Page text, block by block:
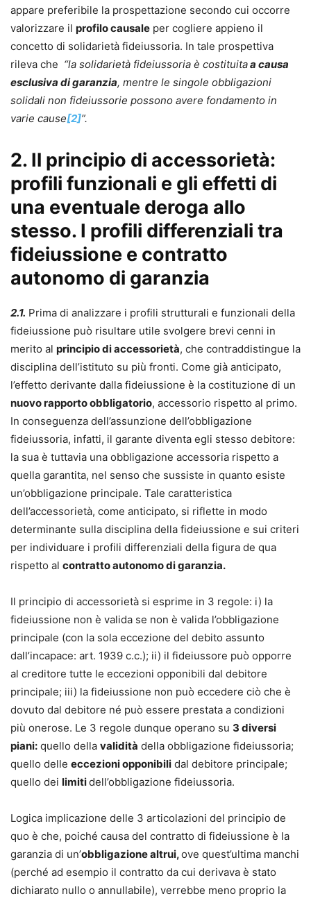
appare preferibile la prospettazione secondo cui occorre
valorizzare il profilo causale per cogliere appieno il
concetto di solidarietà fideiussoria. In tale prospettiva
rileva che “la solidarietà fideiussoria è costituitaa causa
esclusiva di garanzia, mentre le singole obbligazioni
solidali non fideiussorie possono avere fondamento in
varie cause[2]”.
2. Il principio di accessorietà:
profili funzionali e gli effetti di
una eventuale deroga allo
stesso. I profili differenziali tra
fideiussione e contratto
autonomo di garanzia
2.1. Prima di analizzare i profili strutturali e funzionali della
fideiussione può risultare utile svolgere brevi cenni in
merito al principio di accessorietà, che contraddistingue la
disciplina dell’istituto su più fronti. Come già anticipato,
l’effetto derivante dalla fideiussione è la costituzione di un
nuovo rapporto obbligatorio, accessorio rispetto al primo.
In conseguenza dell’assunzione dell’obbligazione
fideiussoria, infatti, il garante diventa egli stesso debitore:
la sua è tuttavia una obbligazione accessoria rispetto a
quella garantita, nel senso che sussiste in quanto esiste
un’obbligazione principale. Tale caratteristica
dell’accessorietà, come anticipato, si riflette in modo
determinante sulla disciplina della fideiussione e sui criteri
per individuare i profili differenziali della figura de qua
rispetto al contratto autonomo di garanzia.
Il principio di accessorietà si esprime in 3 regole: i) la
fideiussione non è valida se non è valida l’obbligazione
principale (con la sola eccezione del debito assunto
dall’incapace: art. 1939 c.c.); ii) il fideiussore può opporre
al creditore tutte le eccezioni opponibili dal debitore
principale; iii) la fideiussione non può eccedere ciò che è
dovuto dal debitore né può essere prestata a condizioni
più onerose. Le 3 regole dunque operano su 3 diversi
piani: quello della validità della obbligazione fideiussoria;
quello delle eccezioni opponibili dal debitore principale;
quello dei limitidell’obbligazione fideiussoria.
Logica implicazione delle 3 articolazioni del principio de
quo è che, poiché causa del contratto di fideiussione è la
garanzia di un’obbligazione altrui,ove quest’ultima manchi
(perché ad esempio il contratto da cui derivava è stato
dichiarato nullo o annullabile), verrebbe meno proprio la